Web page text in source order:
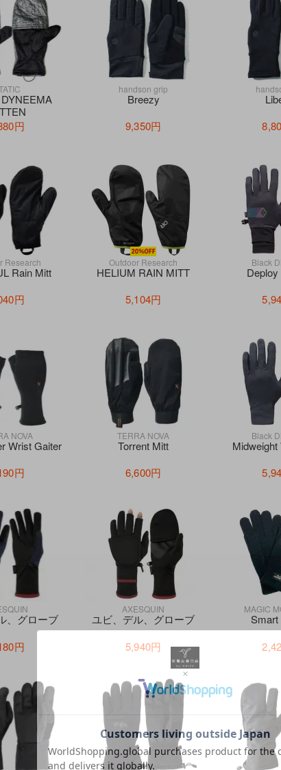
円
handson grip
Breezy
9,350円
Research
Rain Mitt
円
Outdoor Research
HELIUM RAIN MITT
5,104円
Black
NOVA
Wrist Gaiter
円
TERRA NOVA
Torrent Mitt
6,600円
Black
Midweight
、グローブ
円
AXESQUIN
ユビ、デル、グローブ
5,940円
MAGIC
Smart